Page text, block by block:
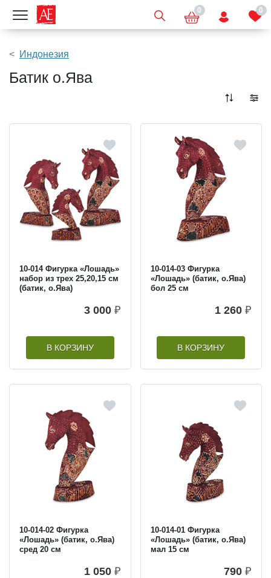
Показать меню 0 0
Индонезия
Батик о.Ява
10-014 Фигурка «Лошадь»
набор из трех 25,20,15 см
(батик, о.Ява)
3 000 ₽
В КОРЗИНУ
10-014-03 Фигурка
«Лошадь» (батик, о.Ява)
бол 25 см
1 260 ₽
В КОРЗИНУ
10-014-02 Фигурка
«Лошадь» (батик, о.Ява)
сред 20 см
1 050 ₽
10-014-01 Фигурка
«Лошадь» (батик, о.Ява)
мал 15 см
790 ₽